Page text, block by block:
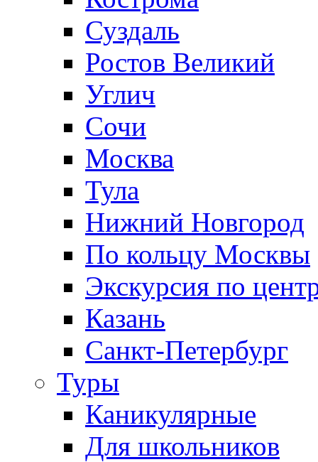
Суздаль
Ростов Великий
Углич
Сочи
Москва
Тула
Нижний Новгород
По кольцу Москвы
Экскурсия по
Казань
Санкт-Петербург
Туры
Каникулярные
Для школьников